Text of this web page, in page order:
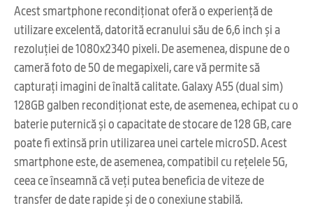
Acest smartphone recondiționat oferă o experiență de
utilizare excelentă, datorită ecranului său de 6,6 inch și a
rezoluției de 1080x2340 pixeli. De asemenea, dispune de o
cameră foto de 50 de megapixeli, care vă permite să
capturați imagini de înaltă calitate. Galaxy A55 (dual sim)
128GB galben recondiționat este, de asemenea, echipat cu o
baterie puternică și o capacitate de stocare de 128 GB, care
poate fi extinsă prin utilizarea unei cartele microSD. Acest
smartphone este, de asemenea, compatibil cu rețelele 5G,
ceea ce înseamnă că veți putea beneficia de viteze de
transfer de date rapide și de o conexiune stabilă.